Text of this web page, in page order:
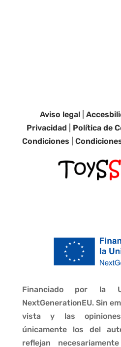
Aviso legal |
Privacidad
Política de
Condiciones |
Financiado por la
NextGenerationEU. Sin
vista y las
únicamente los del
reflejan